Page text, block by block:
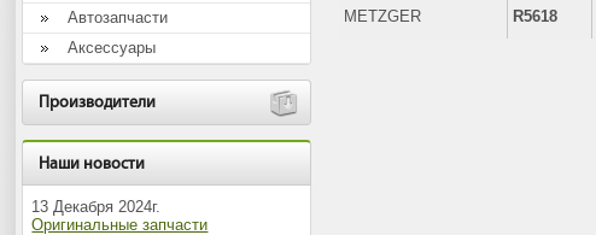
Автозапчасти
Аксессуары
Производители
Наши новости
13 Декабря 2024г.
Оригинальные запчасти
METZGER R5618